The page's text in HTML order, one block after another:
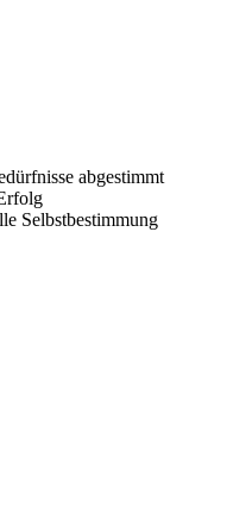
abgestimmt
Selbstbestimmung